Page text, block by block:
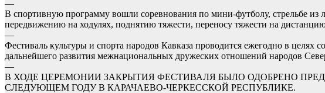
—
В спортивную программу вошли соревнования по мини-футболу, стрельбе из
передвижению на ходулях, поднятию тяжести, переносу тяжести на
—
Фестиваль культуры и спорта народов Кавказа проводится ежегодно в
дальнейшего развития межнациональных дружеских отношений народов
—
В ХОДЕ ЦЕРЕМОНИИ ЗАКРЫТИЯ ФЕСТИВАЛЯ БЫЛО ОДОБРЕНО
СЛЕДУЮЩЕМ ГОДУ В КАРАЧАЕВО-ЧЕРКЕССКОЙ РЕСПУБЛИКЕ.